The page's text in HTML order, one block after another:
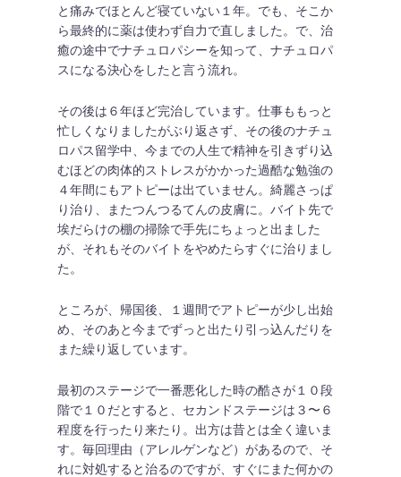
と痛みでほとんど寝ていない１年。でも、そこか
ら最終的に薬は使わず自力で直しました。で、治
癒の途中でナチュロパシーを知って、ナチュロパ
スになる決心をしたと言う流れ。
その後は６年ほど完治しています。仕事ももっと
忙しくなりましたがぶり返さず、その後のナチュ
ロパス留学中、今までの人生で精神を引きずり込
むほどの肉体的ストレスがかかった過酷な勉強の
４年間にもアトピーは出ていません。綺麗さっぱ
り治り、またつんつるてんの皮膚に。バイト先で
埃だらけの棚の掃除で手先にちょっと出ました
が、それもそのバイトをやめたらすぐに治りまし
た。
ところが、帰国後、１週間でアトピーが少し出始
め、そのあと今までずっと出たり引っ込んだりを
また繰り返しています。
最初のステージで一番悪化した時の酷さが１０段
階で１０だとすると、セカンドステージは３〜６
程度を行ったり来たり。出方は昔とは全く違いま
す。毎回理由（アレルゲンなど）があるので、そ
れに対処すると治るのですが、すぐにまた何かの